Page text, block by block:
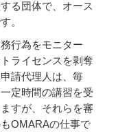
る団体で、オース
。
行為をモニター
ライセンスを剥奪
請代理人は、毎
定時間の講習を受
すが、それらを審
OMARAの仕事で